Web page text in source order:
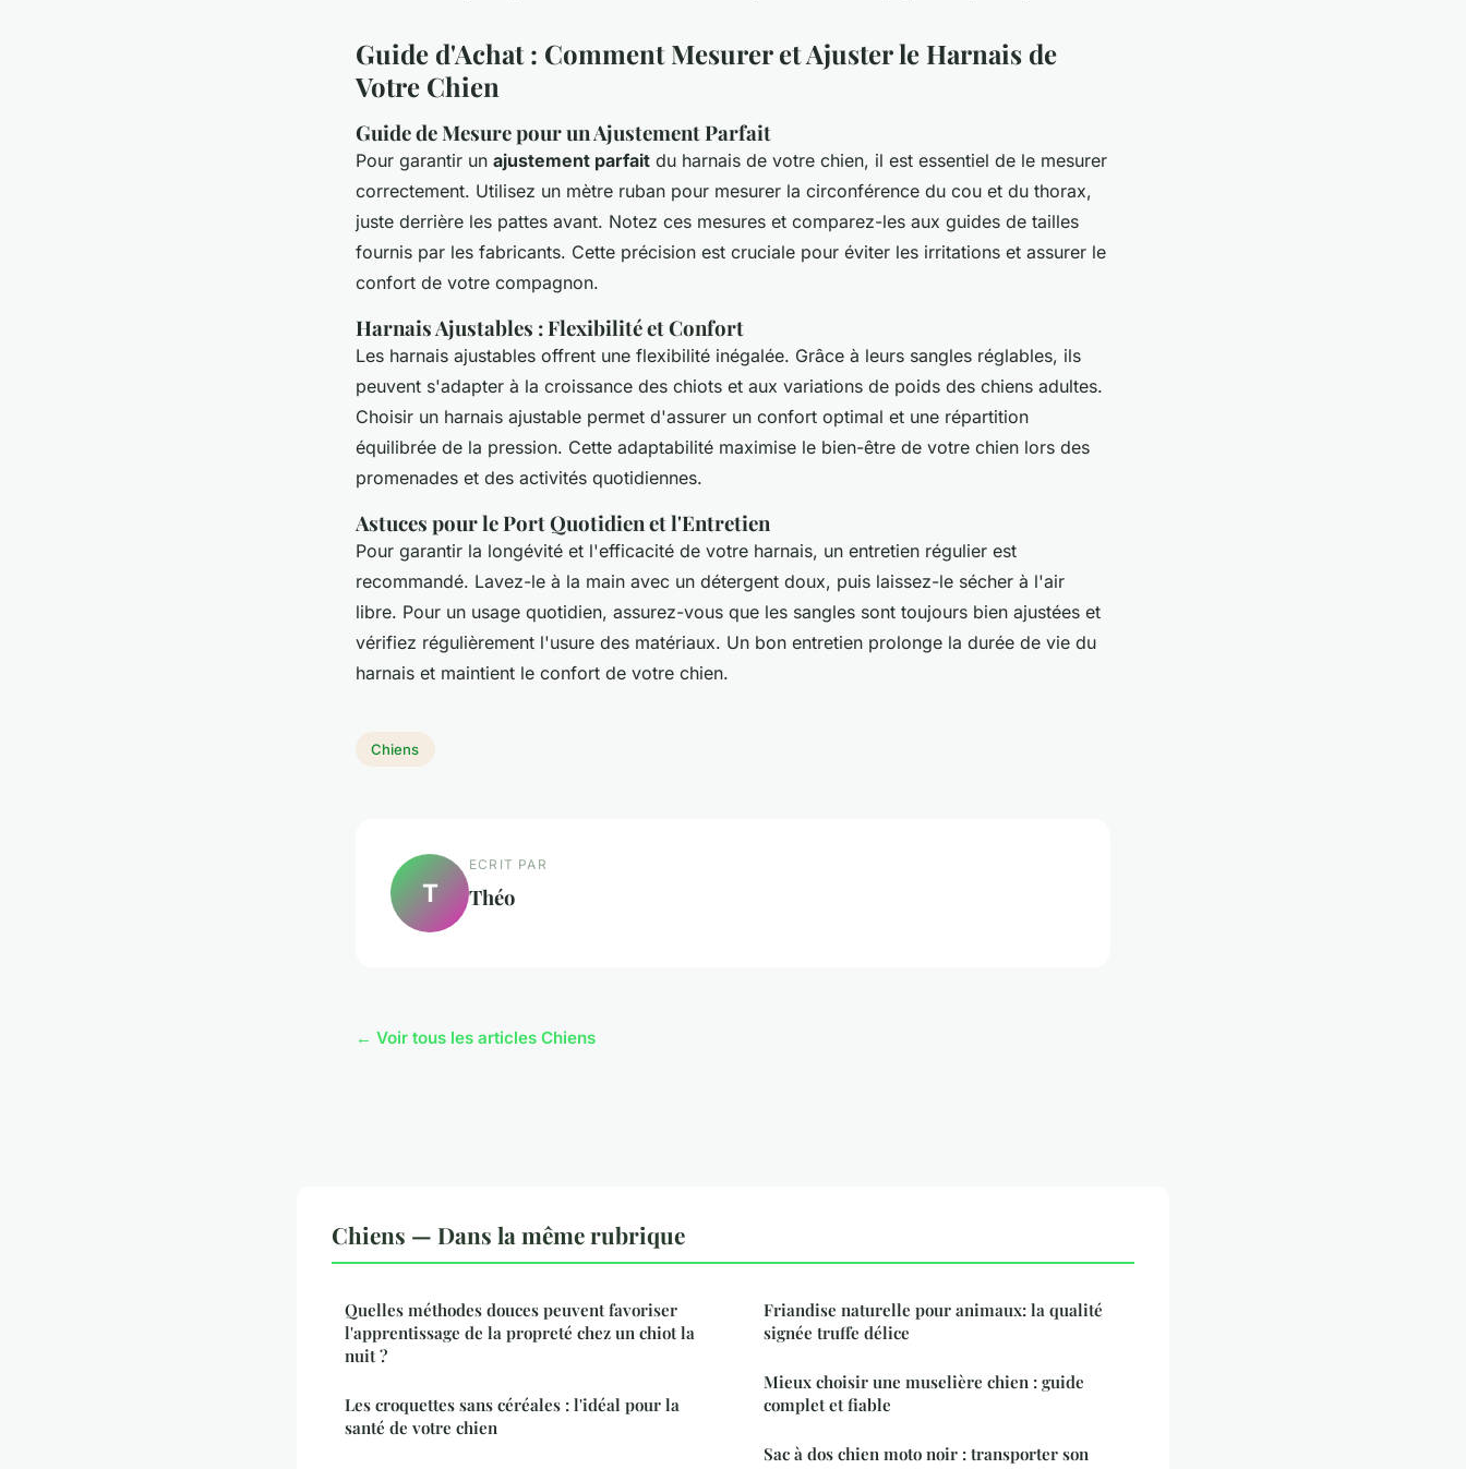
Guide d'Achat : Comment Mesurer et Ajuster le Harnais de
Votre Chien
Guide de Mesure pour un Ajustement Parfait
Pour garantir un ajustement parfait du harnais de votre chien, il est essentiel de le mesurer
correctement. Utilisez un mètre ruban pour mesurer la circonférence du cou et du thorax,
juste derrière les pattes avant. Notez ces mesures et comparez-les aux guides de tailles
fournis par les fabricants. Cette précision est cruciale pour éviter les irritations et assurer le
confort de votre compagnon.
Harnais Ajustables : Flexibilité et Confort
Les harnais ajustables offrent une flexibilité inégalée. Grâce à leurs sangles réglables, ils
peuvent s'adapter à la croissance des chiots et aux variations de poids des chiens adultes.
Choisir un harnais ajustable permet d'assurer un confort optimal et une répartition
équilibrée de la pression. Cette adaptabilité maximise le bien-être de votre chien lors des
promenades et des activités quotidiennes.
Astuces pour le Port Quotidien et l'Entretien
Pour garantir la longévité et l'efficacité de votre harnais, un entretien régulier est
recommandé. Lavez-le à la main avec un détergent doux, puis laissez-le sécher à l'air
libre. Pour un usage quotidien, assurez-vous que les sangles sont toujours bien ajustées et
vérifiez régulièrement l'usure des matériaux. Un bon entretien prolonge la durée de vie du
harnais et maintient le confort de votre chien.
Chiens
T
ECRIT PAR
Théo
← Voir tous les articles Chiens
Chiens — Dans la même rubrique
Quelles méthodes douces peuvent favoriser
l'apprentissage de la propreté chez un chiot la
nuit ?
Les croquettes sans céréales : l'idéal pour la
santé de votre chien
Friandise naturelle pour animaux: la qualité
signée truffe délice
Mieux choisir une muselière chien : guide
complet et fiable
Sac à dos chien moto noir : transporter son